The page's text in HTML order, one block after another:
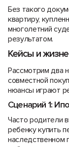
Без такого
квартиру,
многолетний
результатом.
Кейсы и
Рассмотрим два
совместной
нюансы играют
Сценарий 1:
Часто родители
ребенку купить
наследственном